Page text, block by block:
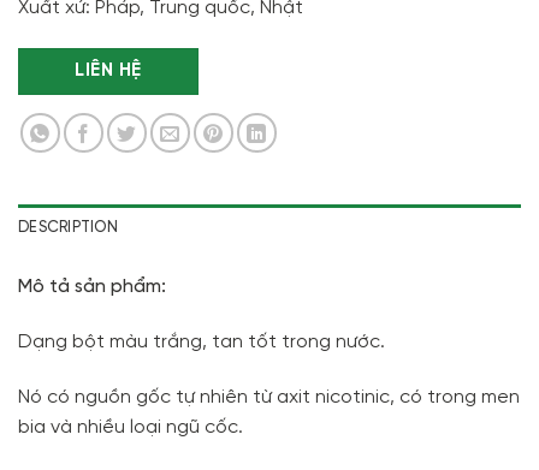
Xuất xứ: Pháp, Trung quốc, Nhật
LIÊN HỆ
DESCRIPTION
Mô tả sản phẩm:
Dạng bột màu trắng, tan tốt trong nước.
Nó có nguồn gốc tự nhiên từ axit nicotinic, có trong men
bia và nhiều loại ngũ cốc.